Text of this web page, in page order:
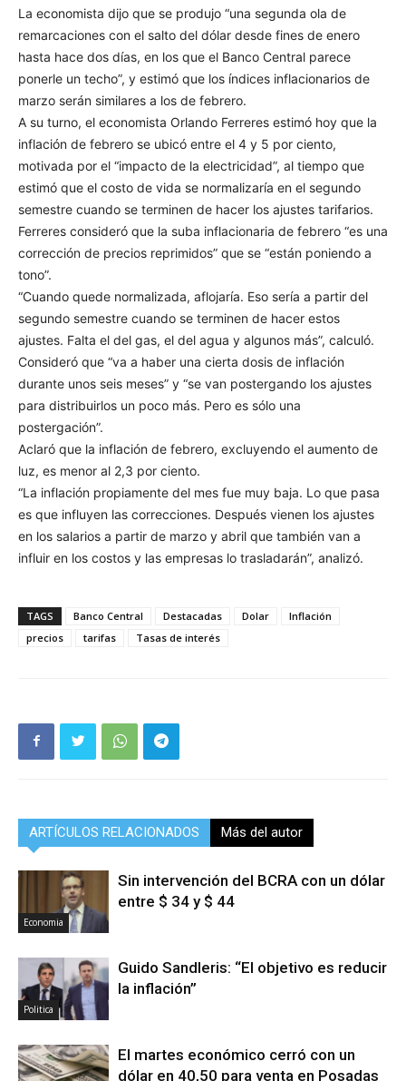
La economista dijo que se produjo “una segunda ola de
remarcaciones con el salto del dólar desde fines de enero
hasta hace dos días, en los que el Banco Central parece
ponerle un techo”, y estimó que los índices inflacionarios de
marzo serán similares a los de febrero.
A su turno, el economista Orlando Ferreres estimó hoy que la
inflación de febrero se ubicó entre el 4 y 5 por ciento,
motivada por el “impacto de la electricidad”, al tiempo que
estimó que el costo de vida se normalizaría en el segundo
semestre cuando se terminen de hacer los ajustes tarifarios.
Ferreres consideró que la suba inflacionaria de febrero “es una
corrección de precios reprimidos” que se “están poniendo a
tono”.
“Cuando quede normalizada, aflojaría. Eso sería a partir del
segundo semestre cuando se terminen de hacer estos
ajustes. Falta el del gas, el del agua y algunos más”, calculó.
Consideró que “va a haber una cierta dosis de inflación
durante unos seis meses” y “se van postergando los ajustes
para distribuirlos un poco más. Pero es sólo una
postergación”.
Aclaró que la inflación de febrero, excluyendo el aumento de
luz, es menor al 2,3 por ciento.
“La inflación propiamente del mes fue muy baja. Lo que pasa
es que influyen las correcciones. Después vienen los ajustes
en los salarios a partir de marzo y abril que también van a
influir en los costos y las empresas lo trasladarán”, analizó.
TAGS Banco Central Destacadas Dolar
Inflación
precios
tarifas Tasas de interés
ARTÍCULOS RELACIONADOS Más del autor
Economia
Sin intervención del BCRA con un dólar
entre $ 34 y $ 44
Politica
Guido Sandleris: “El objetivo es reducir
la inflación”
El martes económico cerró con un
dólar en 40,50 para venta en Posadas